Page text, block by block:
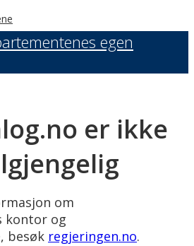
egen
er ikke
om
kontor og
besøk regjeringen.no.